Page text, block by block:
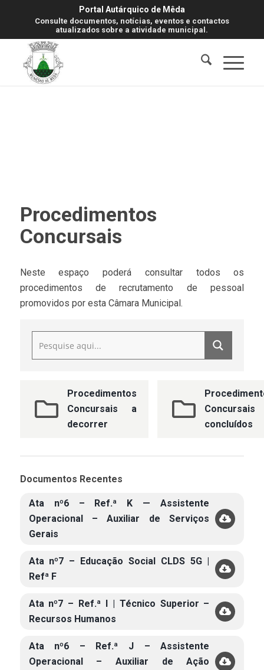
Portal Autárquico de Mêda
Consulte documentos, notícias, eventos e contactos
atualizados sobre a atividade municipal.
Procedimentos
Concursais
Neste espaço poderá consultar todos os
procedimentos de recrutamento de pessoal
promovidos por esta Câmara Municipal.
Procedimentos
Concursais a
decorrer
Concursais
concluídos
Documentos Recentes
Ata nº6 – Ref.ª K — Assistente
Operacional – Auxiliar de Serviços
Gerais
Ata nº7 – Educação Social CLDS 5G |
Refª F
Ata nº7 – Ref.ª I | Técnico Superior –
Recursos Humanos
Ata nº6 – Ref.ª J – Assistente
Operacional – Auxiliar de Ação